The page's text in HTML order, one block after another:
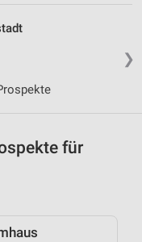
❯
für
von